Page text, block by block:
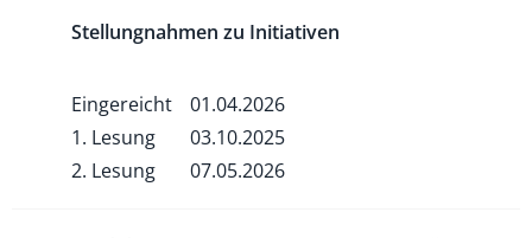
Stellungnahmen zu Initiativen
Eingereicht
01.04.2026
1. Lesung
03.10.2025
2. Lesung
07.05.2026